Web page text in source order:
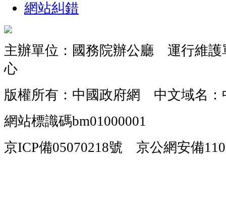
網站糾錯
主辦單位：國務院辦公廳 運行維護
心
版權所有：中國政府網 中文域名：
網站標識碼bm01000001
京ICP備05070218號 京公網安備